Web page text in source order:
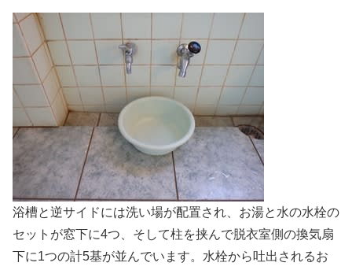
浴槽と逆サイドには洗い場が配置され、お湯と水の水栓の
セットが窓下に4つ、そして柱を挟んで脱衣室側の換気扇
下に1つの計5基が並んでいます。水栓から吐出されるお